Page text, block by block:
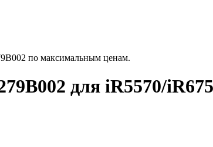
по максимальным ценам.
для iR5570/